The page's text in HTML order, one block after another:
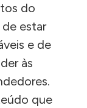
do
estar
e de
às
que